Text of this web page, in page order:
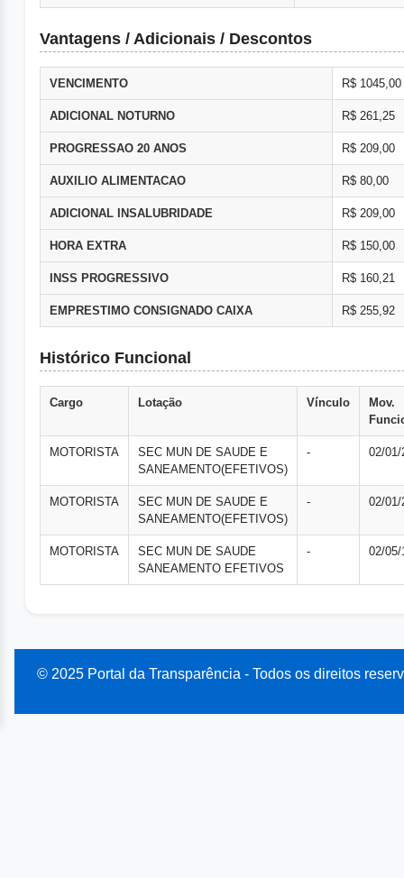
Vantagens / Adicionais / Descontos
VENCIMENTO R$ 1045,00
ADICIONAL NOTURNO R$ 261,25
PROGRESSAO 20 ANOS R$ 209,00
AUXILIO ALIMENTACAO R$ 80,00
ADICIONAL INSALUBRIDADE R$ 209,00
HORA EXTRA R$ 150,00
INSS PROGRESSIVO R$ 160,21
EMPRESTIMO CONSIGNADO CAIXA R$ 255,92
Histórico Funcional
Cargo Lotação Vínculo
Mov.
MOTORISTA
SEC MUN DE SAUDE E
SANEAMENTO(EFETIVOS)
- 02/01/
MOTORISTA
SEC MUN DE SAUDE E
SANEAMENTO(EFETIVOS)
- 02/01/
MOTORISTA
SEC MUN DE SAUDE
SANEAMENTO EFETIVOS
- 02/05/
© 2025 Portal da Transparência - Todos os direitos